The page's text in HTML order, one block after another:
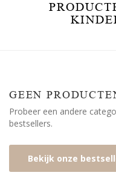
GEEN
Probeer een andere
bestsellers.
Bekijk onze